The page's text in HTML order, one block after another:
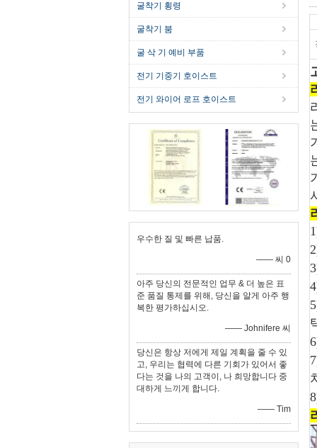
굴착기 횡령
굴착기 붐
굴 삭 기 예비 부품
전기 기중기 호이스트
전기 와이어 로프 호이스트
우수한 질 및 빠른 납품.
—— 씨 0
아주 당신의 전문적인 업무 & 더 높은 표
준 품질 통제를 위해, 당신을 알게 아주 행
복한 평가하십시오.
—— Johnifere 씨
당신은 항상 저에게 제일 계획을 줄 수 있
고, 우리는 협력에 다른 기회가 있어서 좋
다는 것을 나의 고객이, 나 희망합니다 중
대하게 느끼게 합니다.
—— Tim